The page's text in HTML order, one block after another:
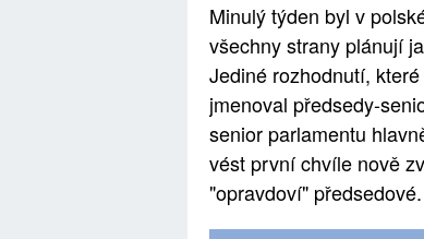
Minulý týden byl v
všechny strany plánují
Jediné rozhodnutí,
jmenoval předsedy-
senior parlamentu
vést první chvíle nově
"opravdoví" předsedové.